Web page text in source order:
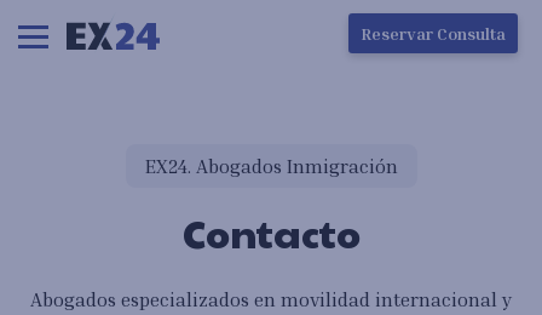
Ha ocurrido un error en la carga de la pantalla
Reservar Consulta
EX24. Abogados Inmigración
Contacto
Abogados especializados en movilidad internacional y